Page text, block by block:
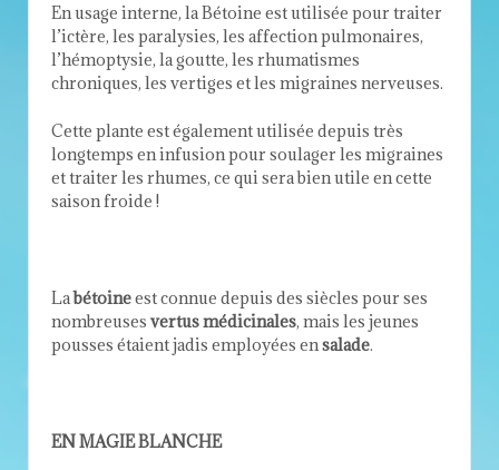
En usage interne, la Bétoine est utilisée pour traiter
l’ictère, les paralysies, les affection pulmonaires,
l’hémoptysie, la goutte, les rhumatismes
chroniques, les vertiges et les migraines nerveuses.
Cette plante est également utilisée depuis très
longtemps en infusion pour soulager les migraines
et traiter les rhumes, ce qui sera bien utile en cette
saison froide !
Labétoineest connue depuis des siècles pour ses
nombreuses vertus médicinales, mais les jeunes
pousses étaient jadis employées ensalade.
EN MAGIE BLANCHE